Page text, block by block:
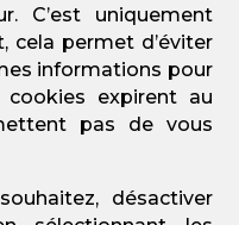
C’est uniquement
cela permet d’éviter
informations pour
expirent au
pas de vous
désactiver